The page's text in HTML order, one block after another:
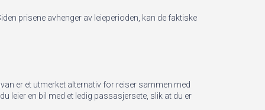
prisene avhenger av leieperioden, kan de faktiske
er et utmerket alternativ for reiser sammen med
leier en bil med et ledig passasjersete, slik at du er